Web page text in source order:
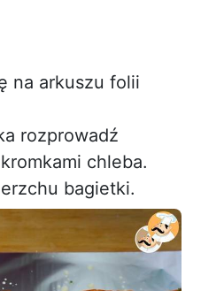
na arkuszu folii
rozprowadź
chleba.
bagietki.